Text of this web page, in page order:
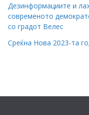
Дезинформациите и
современото
со градот Велес
Среќна Нова 2023-та